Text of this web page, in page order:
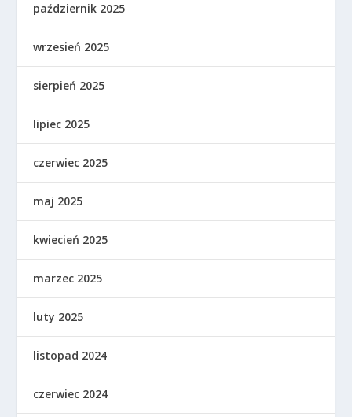
październik 2025
wrzesień 2025
sierpień 2025
lipiec 2025
czerwiec 2025
maj 2025
kwiecień 2025
marzec 2025
luty 2025
listopad 2024
czerwiec 2024